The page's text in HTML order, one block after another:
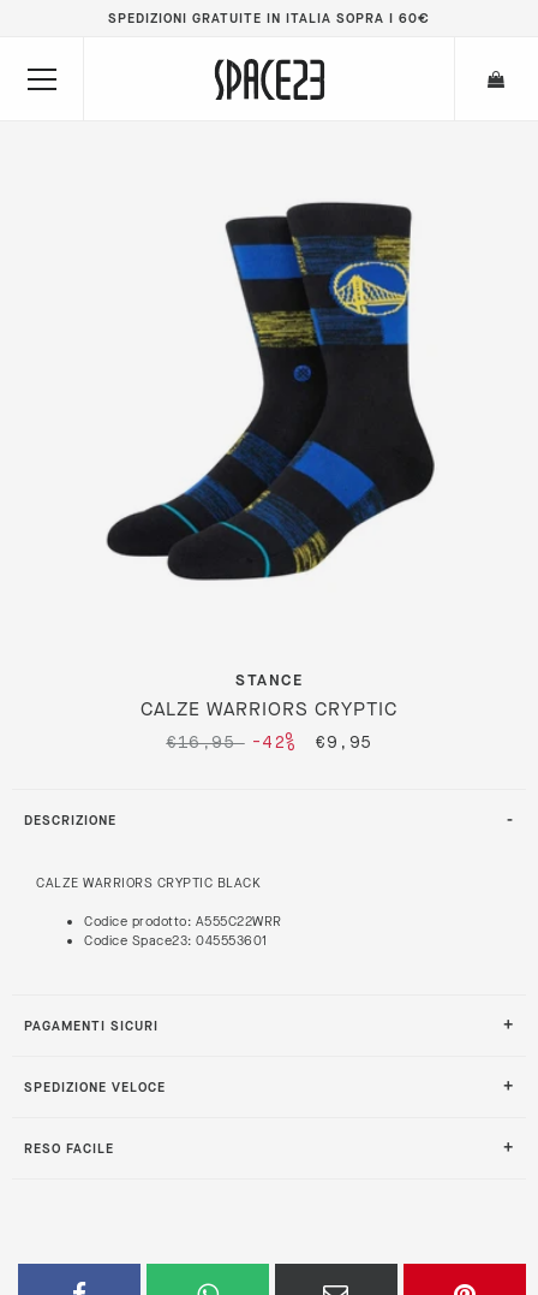
SPEDIZIONI GRATUITE IN ITALIA SOPRA I 60€
STANCE
CALZE WARRIORS CRYPTIC
€16,95 -42% €9,95
DESCRIZIONE
CALZE WARRIORS CRYPTIC BLACK
Codice prodotto: A555C22WRR
Codice Space23: 045553601
PAGAMENTI SICURI
SPEDIZIONE VELOCE
RESO FACILE